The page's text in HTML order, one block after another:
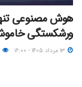
هوش مصنوعی
ورشکستگی